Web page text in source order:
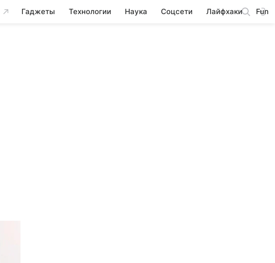
Гаджеты Технологии Наука Соцсети Лайфхаки Fun